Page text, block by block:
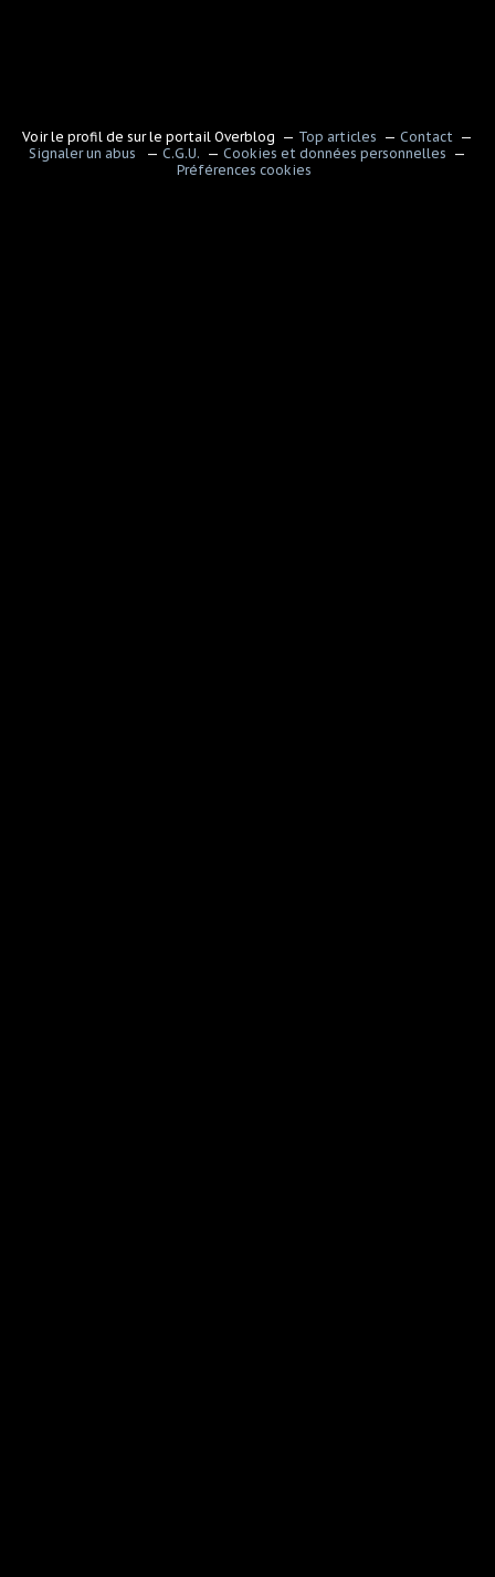
Voir le profil de sur le portail Overblog Top articles
Contact
Signaler un abus
C.G.U.
Cookies et données personnelles
Préférences cookies